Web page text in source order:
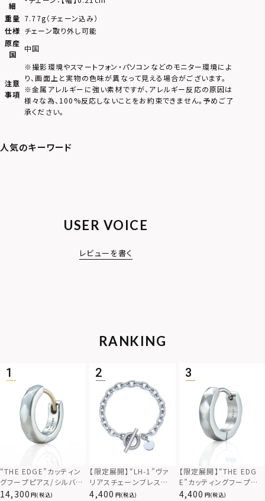
細
重量 7.77g（チェーン込み）
仕様 チェーン取り外し可能
原産
国
中国
注意
事項
※撮影環境やスマートフォン・パソコンなどのモニター環境によ
り、画面上と実物の色味が異なって見える場合がございます。
※金属アレルギーに強い素材ですが、アレルギー反応の原因は
様々な為、100%反応しないことをお約束できません。予めご了
承ください。
USER VOICE
レビューを書く
RANKING
“THE EDGE”カッティン
グフープピアス/シルバー
925
14,300 (税込)
【限定展開】“LH-1”ヴァ
リアスチェーンブレスレッ
ト/アズキ/サージカルス
4,400 (税込)
【限定展開】“THE EDG
E”カッティングフープピ
アス/サージカルステンレ
4,400 (税込)